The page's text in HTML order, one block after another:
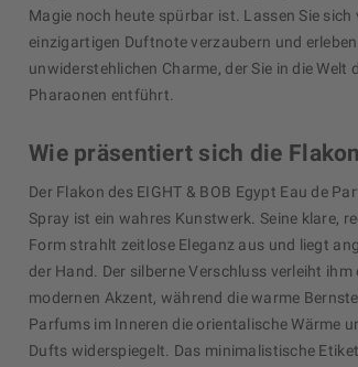
Magie noch heute spürbar ist. Lassen Sie sich
einzigartigen Duftnote verzaubern und erleben
unwiderstehlichen Charme, der Sie in die Welt
Pharaonen entführt.
Wie präsentiert sich die
Der Flakon des EIGHT & BOB Egypt Eau de
Spray ist ein wahres Kunstwerk. Seine klare,
Form strahlt zeitlose Eleganz aus und liegt
der Hand. Der silberne Verschluss verleiht ihm
modernen Akzent, während die warme
Parfums im Inneren die orientalische Wärme
Dufts widerspiegelt. Das minimalistische